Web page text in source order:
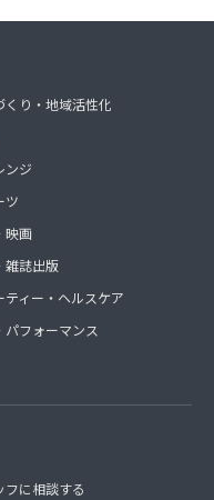
くり・地域活性化
ンジ
ツ
映画
雑誌出版
ティー・ヘルスケア
パフォーマンス
フに相談する